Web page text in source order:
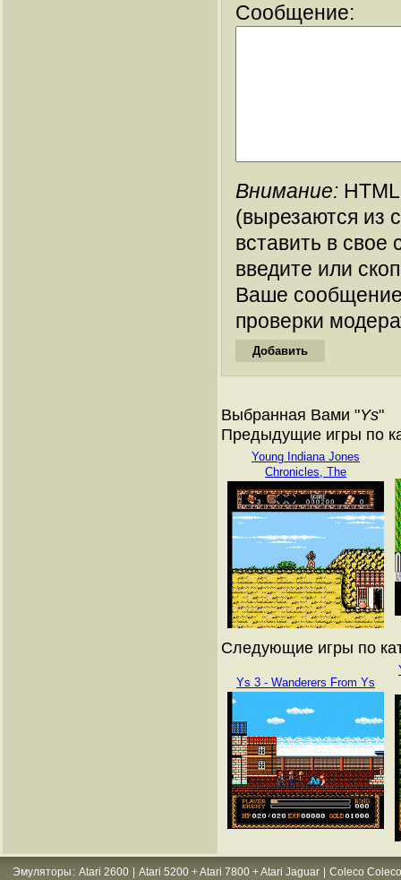
Сообщение:
Внимание:
(вырезаются из
вставить в
введите или
Ваше
проверки
Выбранная Вами "Ys"
Предыдущие игры по
Young Indiana Jones
Chronicles, The
Следующие игры по
Ys 3 - Wanderers From Ys
Эмуляторы : Atari 2600 Atari 5200 + Atari 7800 + Atari Jaguar Coleco